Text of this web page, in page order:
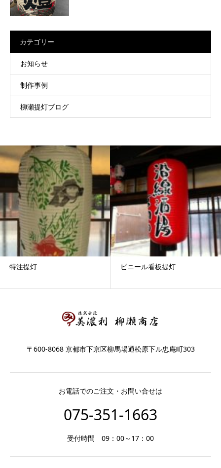
カテゴリー
お知らせ
制作事例
柳瀬提灯ブログ
特注提灯 ビニール看板提灯
〒600-8068 京都市下京区柳馬場通松原下ル忠庵町303
お電話でのご注文・お問い合せは
075-351-1663
受付時間 09：00～17：00